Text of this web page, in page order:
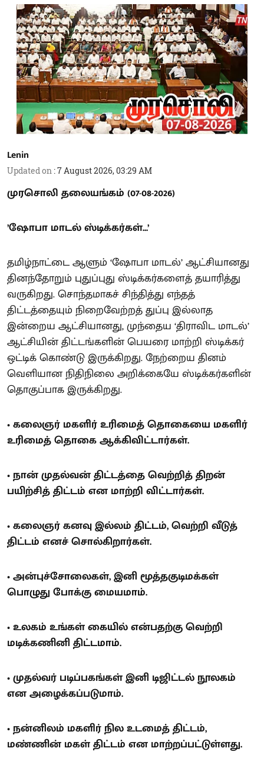
Lenin
Updated on :7 August 2026, 03:29 AM
முரசொலி தலையங்கம் (07-08-2026)
’ஷோபா மாடல் ஸ்டிக்கர்கள்...’
தமிழ்நாட்டை ஆளும் ‘ஷோபா மாடல்’ ஆட்சியானது
தினந்தோறும் புதுப்புது ஸ்டிக்கர்களைத் தயாரித்து
வருகிறது. சொந்தமாகச் சிந்தித்து எந்தத்
திட்டத்தையும் நிறைவேற்றத் துப்பு இல்லாத
இன்றைய ஆட்சியானது, முந்தைய ‘திராவிட மாடல்’
ஆட்சியின் திட்டங்களின் பெயரை மாற்றி ஸ்டிக்கர்
ஒட்டிக் கொண்டு இருக்கிறது. நேற்றைய தினம்
வெளியான நிதிநிலை அறிக்கையே ஸ்டிக்கர்களின்
தொகுப்பாக இருக்கிறது.
• கலைஞர் மகளிர் உரிமைத் தொகையை மகளிர்
உரிமைத் தொகை ஆக்கிவிட்டார்கள்.
• நான் முதல்வன் திட்டத்தை வெற்றித் திறன்
பயிற்சித் திட்டம் என மாற்றி விட்டார்கள்.
• கலைஞர் கனவு இல்லம் திட்டம், வெற்றி வீடுத்
திட்டம் எனச் சொல்கிறார்கள்.
• அன்புச்சோலைகள், இனி மூத்தகுடிமக்கள்
பொழுது போக்கு மையமாம்.
• உலகம் உங்கள் கையில் என்பதற்கு வெற்றி
மடிக்கணினி திட்டமாம்.
• முதல்வர் படிப்பகங்கள் இனி டிஜிட்டல் நூலகம்
என அழைக்கப்படுமாம்.
• நன்னிலம் மகளிர் நில உடமைத் திட்டம்,
மண்ணின் மகள் திட்டம் என மாற்றப்பட்டுள்ளது.